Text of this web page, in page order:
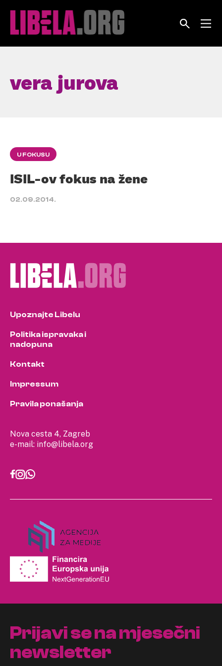
vera jurova
U FOKUSU
ISIL-ov fokus na žene
02.09.2014.
Nova cesta 4, Zagreb
e-mail: info@libela.org
Upoznajte Libelu
Politika ispravaka i
nadopuna
Kontakt
Impressum
Pravila ponašanja
Prijavi se na mjesečni
newsletter